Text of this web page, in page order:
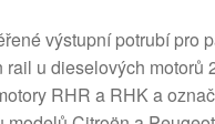
výstupní potrubí pro
rail u dieselových motorů
RHR a RHK a